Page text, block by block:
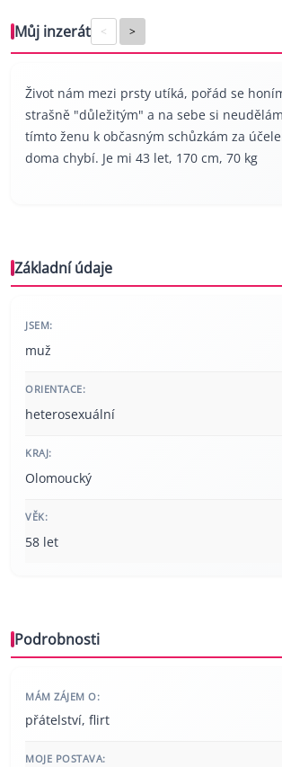
Můj inzerát < >
Život nám mezi prsty utíká, pořád se
strašně "důležitým" a na sebe si
tímto ženu k občasným schůzkám za
doma chybí. Je mi 43 let, 170 cm, 70 kg
Základní údaje
JSEM:
muž
ORIENTACE:
heterosexuální
KRAJ:
Olomoucký
VĚK:
58 let
Podrobnosti
MÁM ZÁJEM O:
přátelství, flirt
MOJE POSTAVA: